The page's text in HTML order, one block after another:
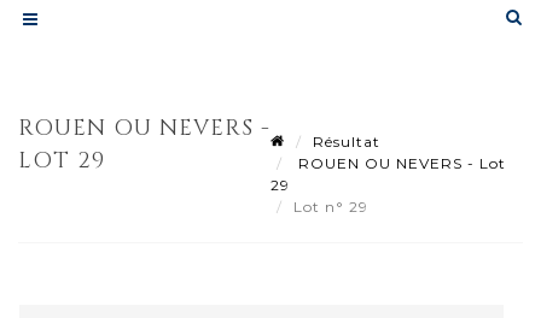
ROUEN OU NEVERS -
LOT 29
Résultat
ROUEN OU NEVERS - Lot
29
Lot n° 29